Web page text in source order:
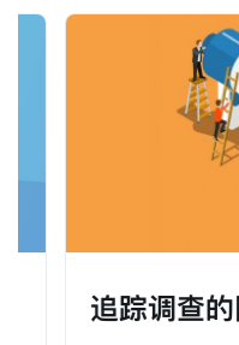
追踪调查